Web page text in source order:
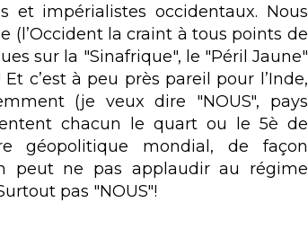
et impérialistes occidentaux. Nous
la craint à tous points de
sur la "Sinafrique", le "Péril Jaune"
c’est à peu près pareil pour l’Inde,
(je veux dire "NOUS", pays
chacun le quart ou le 5è de
géopolitique mondial, de façon
peut ne pas applaudir au régime
pas "NOUS"!